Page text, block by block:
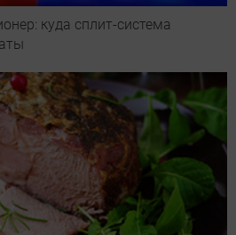
куда сплит-система